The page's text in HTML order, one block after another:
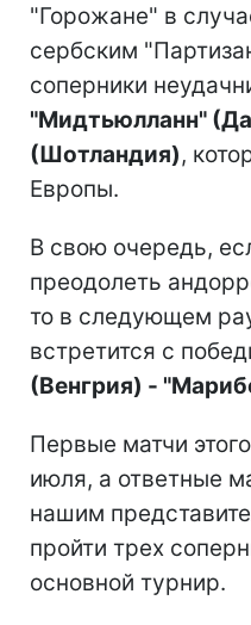
"Горожане" в
сербским
соперники
"Мидтьюлланн"
(Шотландия),
Европы.
В свою очередь,
преодолеть
то в следующем
встретится с
(Венгрия) -
Первые матчи
июля, а ответные
нашим
пройти трех
основной турнир.